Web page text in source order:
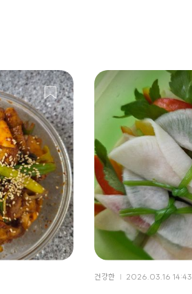
건강한 2026.03.16 14:43